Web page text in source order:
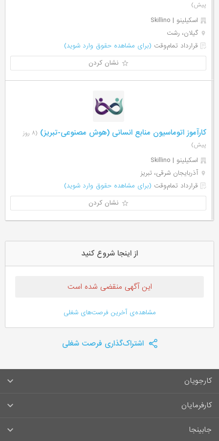
پیش)
اسکیلینو | Skillino
گیلان، رشت
قرارداد تمام‌وقت (برای مشاهده حقوق وارد شوید)
نشان کردن
کارآموز اتوماسیون منابع انسانی (هوش مصنوعی-تبریز)
(۸ روز
پیش)
اسکیلینو | Skillino
آذربایجان شرقی، تبریز
قرارداد تمام‌وقت (برای مشاهده حقوق وارد شوید)
نشان کردن
از اینجا شروع کنید
این آگهی منقضی شده است
مشاهده‌ی آخرین فرصت‌های شغلی
اشتراک‌گذاری فرصت شغلی
کارجویان
سوالات متداول کارجویان
کارفرمایان
راهنمای ثبت آگهی استخدام
جابینجا